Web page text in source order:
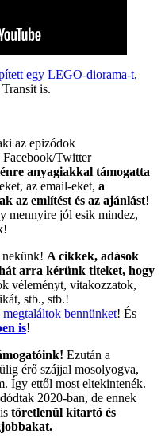
egy LEGO-diorama-t,
is.
az epizódok
Facebook/Twitter
anyagiakkal támogatta
az email-eket, a
az említést és az ajánlást!
mennyire jól esik mindez,
A cikkek, adások
arra kérünk titeket, hogy
véleményt, vitakozzatok,
stb., stb.!
bennünket! És
is!
Ezután a
érő szájjal mosolyogva,
Így ettől most eltekintenék.
2020-ban, de ennek
töretlenül kitartó és